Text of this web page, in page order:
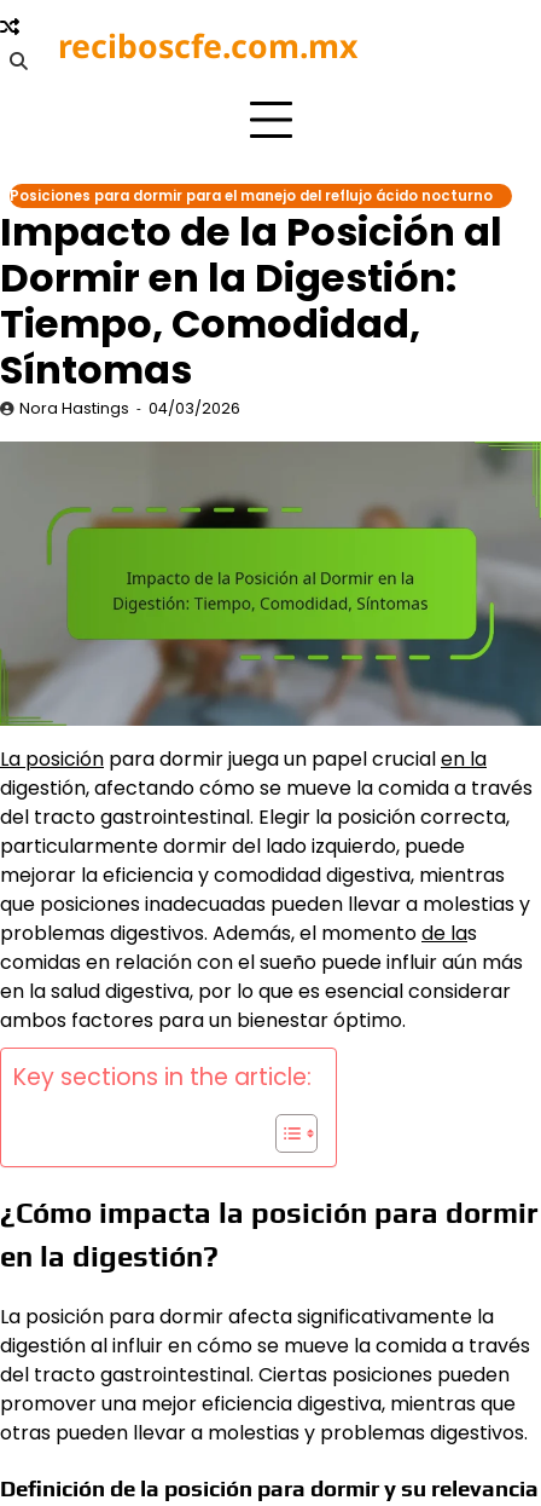
Skip
to
content
reciboscfe.com.mx
Posiciones para dormir para el manejo del reflujo ácido nocturno
Impacto de la Posición al
Dormir en la Digestión:
Tiempo, Comodidad,
Síntomas
Nora Hastings 04/03/2026
La posición para dormir juega un papel crucialen la
digestión, afectando cómo se mueve la comida a través
del tracto gastrointestinal. Elegir la posición correcta,
particularmente dormir del lado izquierdo, puede
mejorar la eficiencia y comodidad digestiva, mientras
que posiciones inadecuadas pueden llevar a molestias y
problemas digestivos. Además, el momentode las
comidas en relación con el sueño puede influir aún más
en la salud digestiva, por lo que es esencial considerar
ambos factores para un bienestar óptimo.
Key sections in the article:
¿Cómo impacta la posición para dormir
en la digestión?
La posición para dormir afecta significativamente la
digestión al influir en cómo se mueve la comida a través
del tracto gastrointestinal. Ciertas posiciones pueden
promover una mejor eficiencia digestiva, mientras que
otras pueden llevar a molestias y problemas digestivos.
Definición de la posición para dormir y su relevancia